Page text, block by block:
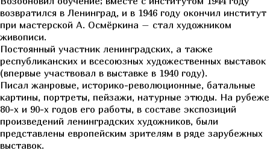
возвратился в Ленинград, и в 1946 году окончил институт
при мастерской А. Осмёркина – стал художником
живописи.
Постоянный участник ленинградских, а также
республиканских и всесоюзных художественных выставок
(впервые участвовал в выставке в 1940 году).
Писал жанровые, историко-революционные, батальные
картины, портреты, пейзажи, натурные этюды. На рубеже
80-х и 90-х годов его работы, в составе экспозиций
произведений ленинградских художников, были
представлены европейским зрителям в ряде зарубежных
выставок.